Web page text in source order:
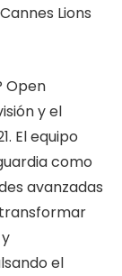
Lions
Open
y el
El equipo
como
avanzadas
el